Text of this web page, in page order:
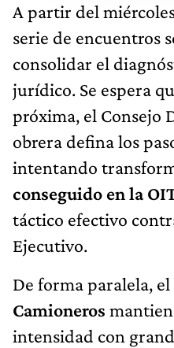
A partir del
serie de encuentros
consolidar el
jurídico. Se espera
próxima, el Consejo
obrera defina los
intentando
conseguido en la
táctico efectivo
Ejecutivo.
De forma paralela, el
Camioneros
intensidad con